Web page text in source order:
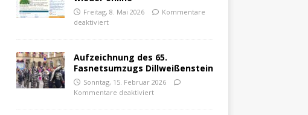
Freitag, 8. Mai 2026
Kommentare
deaktiviert
Aufzeichnung des 65.
Fasnetsumzugs Dillweißenstein
Sonntag, 15. Februar 2026
Kommentare deaktiviert